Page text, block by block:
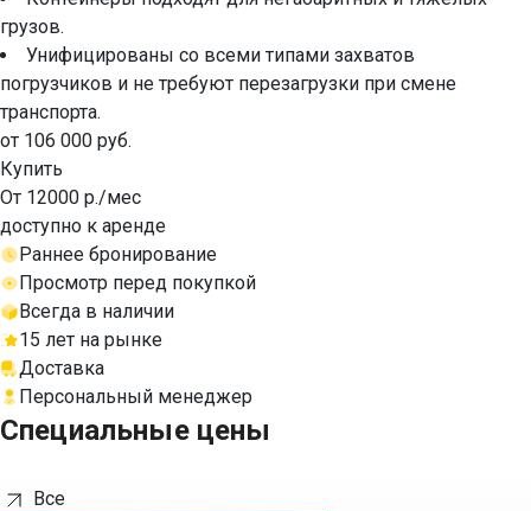
грузов.
Унифицированы со всеми типами захватов
погрузчиков и не требуют перезагрузки при смене
транспорта.
от 106 000 руб.
Купить
От 12000 р./мес
доступно к аренде
Раннее бронирование
Просмотр перед покупкой
Всегда в наличии
15 лет на рынке
Доставка
Персональный менеджер
Специальные цены
Все